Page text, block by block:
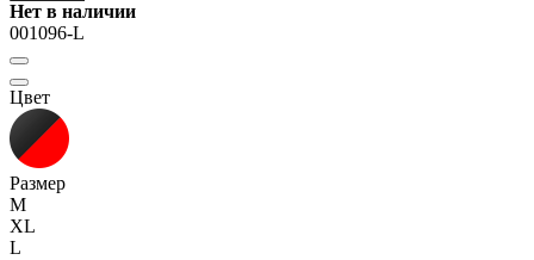
Нет в наличии
001096-L
Цвет
Размер
M
XL
L